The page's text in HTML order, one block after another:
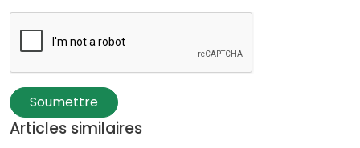
Soumettre
Articles similaires